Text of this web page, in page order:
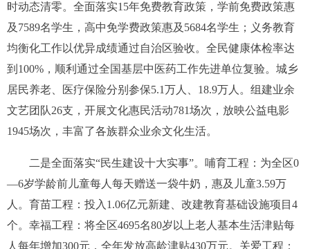
时动态清零。全面落实15年免费教育政策，学前免费政策惠
及 7589名学生，高中免学费政策惠及 5684名学生；义务教育
均衡化工作以优异成绩通过自治区验收。全民健康体检率达
到 100% ，顺利通过全国基层中医药工作先进单位复验。城乡
居民养老、医疗保险分别参保5.1万人、 18.9万人。组建业余
文艺团队26支，开展文化惠民活动781场次，放映公益电影
1945场次，丰富了各族群众业余文化生活。
二是全面落实“民生建设十大实事”。 哺育工程：为全区0
—6岁学龄前儿童每人每天赠送一袋牛奶，惠及儿童3.59万
人。育苗工程：投入 1.06亿元新建、改建教育基础设施项目 4
个。幸福工程：将全区4695名80岁以上老人基本生活津贴每
人每年增加300元，全年发放高龄津贴430万元。关爱工程：